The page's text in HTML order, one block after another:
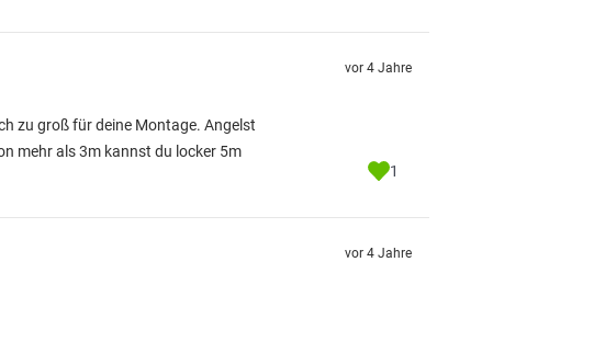
zu groß für deine Montage. Angelst
mehr als 3m kannst du locker 5m
vor 4 Jahre
1
vor 4 Jahre